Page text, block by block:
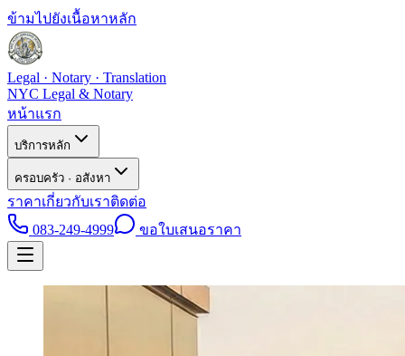
ข้ามไปยังเนื้อหาหลัก
Legal · Notary · Translation
NYC Legal & Notary
หน้าแรก
บริการหลัก
ครอบครัว · อสังหา
ราคาเกี่ยวกับเราติดต่อ
083-249-4999
ขอใบเสนอราคา